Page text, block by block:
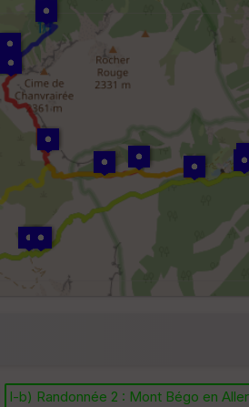
I-b) Randonnée 2 : Mont Bégo en